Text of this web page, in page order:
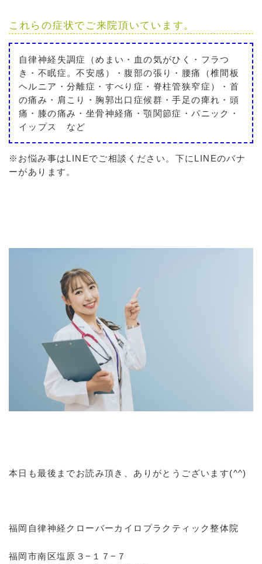
これらの症状でご来院頂いています。
自律神経失調症（めまい・血の気がひく・フラつ
き・不眠症。不安感）・腹部の張り・腰痛（椎間板
ヘルニア・分離症・すべり症・脊柱管狭窄症）・首
の痛み・肩こり・胸郭出口症候群・手足の痺れ・頭
痛・膝の痛み・坐骨神経痛・顎関節症・パニック・
イップス など
※お悩み事はLINEでご相談ください。下にLINEのバナ
ーがあります。
本日も最後までお読み頂き、ありがとうございます(^^)
福岡自律神経クローバーカイロプラクティック整体院
福岡市南区塩原３−１７−７